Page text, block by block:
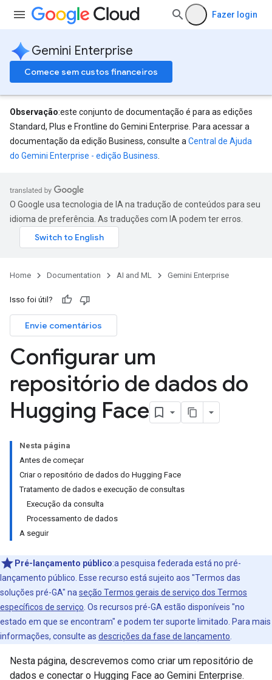
Fazer login
Gemini Enterprise
Comece sem custos financeiros
Observação:este conjunto de documentação é para as edições
Standard, Plus e Frontline do Gemini Enterprise. Para acessar a
documentação da edição Business, consulte a Central de Ajuda
do Gemini Enterprise - edição Business
O Google usa tecnologia de IA na tradução de conteúdos para seu
idioma de preferência. As traduções com IA podem ter erros.
Home Documentation AI and ML Gemini Enterprise
Isso foi útil?
Envie comentários
Configurar um
repositório de dados do
Hugging Face
Nesta página
Antes de começar
Criar o repositório de dados do Hugging Face
Tratamento de dados e execução de consultas
Execução da consulta
Processamento de dados
A seguir
Pré-lançamento público:a pesquisa federada está no pré-
lançamento público. Esse recurso está sujeito aos "Termos das
soluções pré-GA" na seção Termos gerais de serviço dos Termos
específicos de serviço . Os recursos pré-GA estão disponíveis "no
estado em que se encontram" e podem ter suporte limitado. Para mais
informações, consulte as descrições da fase de lançamento
Nesta página, descrevemos como criar um repositório de
dados e conectar o Hugging Face ao Gemini Enterprise.